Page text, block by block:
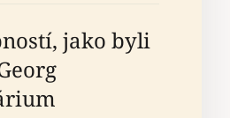
jako byli